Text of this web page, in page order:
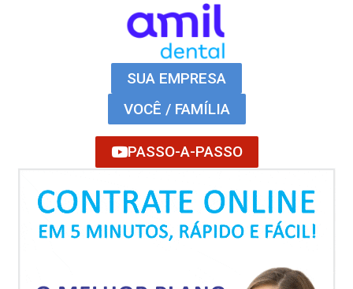
SUA EMPRESA
VOCÊ / FAMÍLIA
PASSO-A-PASSO